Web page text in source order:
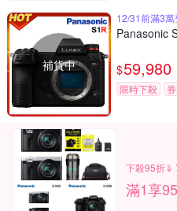
補貨中
12/31前滿3
Panasonic
$59,980
限時下殺
券
下殺95折⇓
滿1享